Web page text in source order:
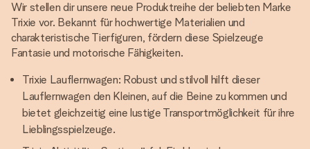
Wir stellen dir unsere neue Produktreihe der beliebten Marke
Trixie vor. Bekannt für hochwertige Materialien und
charakteristische Tierfiguren, fördern diese Spielzeuge
Fantasie und motorische Fähigkeiten.
Trixie Lauflernwagen: Robust und stilvoll hilft dieser
Lauflernwagen den Kleinen, auf die Beine zu kommen und
bietet gleichzeitig eine lustige Transportmöglichkeit für ihre
Lieblingsspielzeuge.